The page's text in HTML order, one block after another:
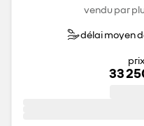
vendu par
délai moyen
33